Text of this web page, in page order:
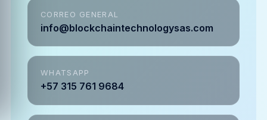
CORREO GENERAL
info@blockchaintechnologysas.com
WHATSAPP
+57 315 761 9684